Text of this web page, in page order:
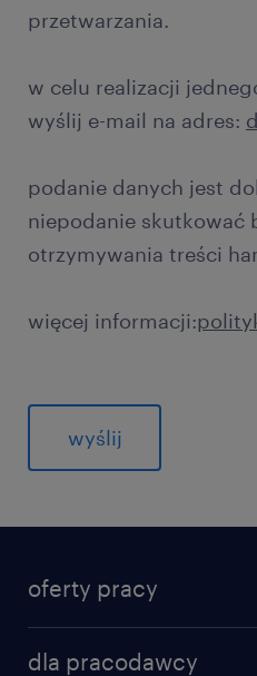
przetwarzania.
w celu realizacji
wyślij e-mail na adres:
podanie danych jest
niepodanie skutkować
otrzymywania treści
więcej informacji:
oferty pracy
dla pracodawcy